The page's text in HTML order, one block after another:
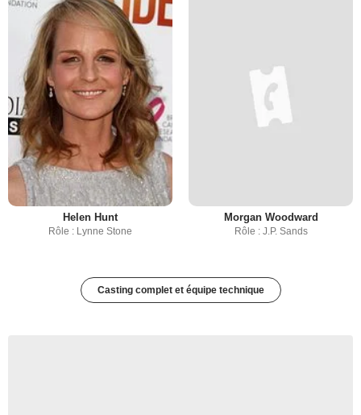
Helen Hunt
Rôle : Lynne Stone
Morgan Woodward
Rôle : J.P. Sands
Casting complet et équipe technique